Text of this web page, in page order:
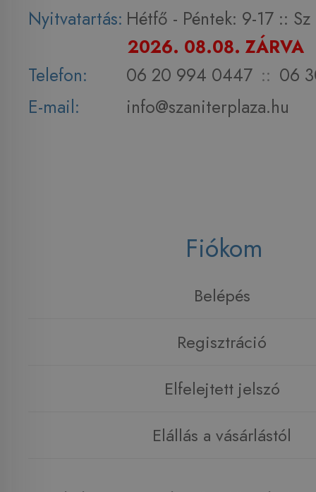
Nyitvatartás: Hétfő - Péntek: 9-17 :: Sz
2026. 08.08. ZÁRVA
Telefon:
06 20 994 0447 :: 06
E-mail:
info@szaniterplaza.hu
Fiókom
Belépés
Regisztráció
Elfelejtett jelszó
Elállás a vásárlástól